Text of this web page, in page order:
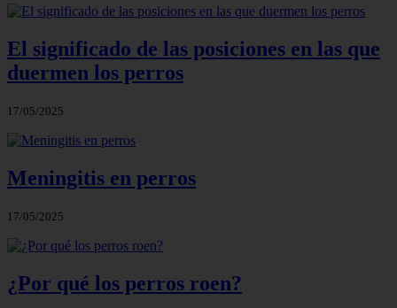
El significado de las posiciones en las que
duermen los perros
17/05/2025
Meningitis en perros
17/05/2025
¿Por qué los perros roen?